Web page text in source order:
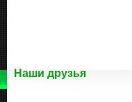
Наши друзья